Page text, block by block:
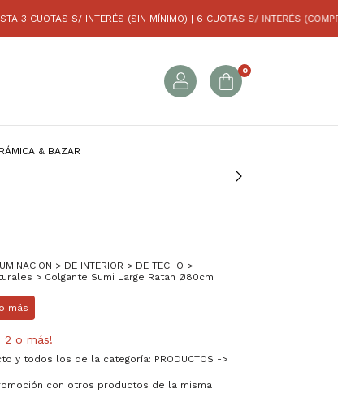
S/ INTERÉS (SIN MÍNIMO) | 6 CUOTAS S/ INTERÉS (COMPRAS
0
& BAZAR
> DE INTERIOR > DE TECHO >
> Colgante Sumi Large Ratan Ø80cm
más
2 o más!
y todos los de la categoría: PRODUCTOS ->
con otros productos de la misma